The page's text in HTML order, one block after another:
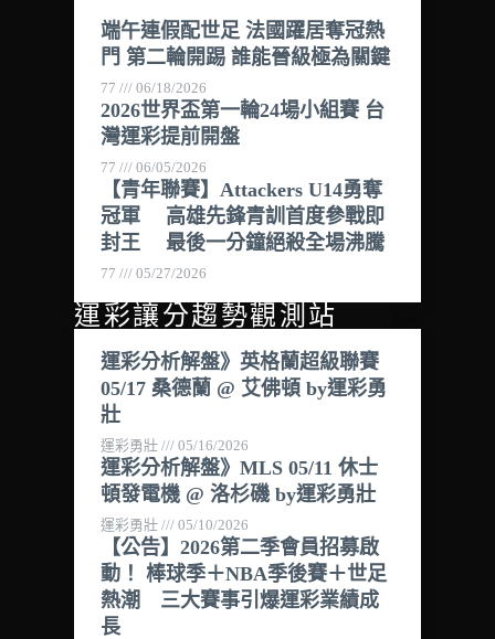
端午連假配世足 法國躍居奪冠熱
門 第二輪開踢 誰能晉級極為關鍵
77 06/18/2026
2026世界盃第一輪24場小組賽 台
灣運彩提前開盤
77 06/05/2026
【青年聯賽】Attackers U14勇奪
冠軍 高雄先鋒青訓首度參戰即
封王 最後一分鐘絕殺全場沸騰
77 05/27/2026
運彩讓分趨勢觀測站
運彩分析解盤》英格蘭超級聯賽
05/17 桑德蘭 @ 艾佛頓 by運彩勇
壯
運彩勇壯 05/16/2026
運彩分析解盤》MLS 05/11 休士
頓發電機 @ 洛杉磯 by運彩勇壯
運彩勇壯 05/10/2026
【公告】2026第二季會員招募啟
動！ 棒球季＋NBA季後賽＋世足
熱潮 三大賽事引爆運彩業績成
長